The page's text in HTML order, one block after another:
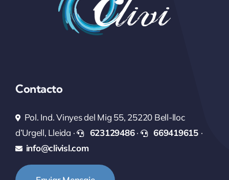
Contacto
Pol. Ind. Vinyes del Mig 55, 25220 Bell-lloc
d’Urgell, Lleida ·
623129486· 669419615 ·
info@clivisl.com